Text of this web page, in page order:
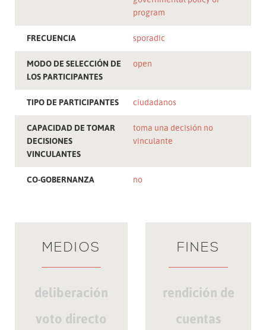
program
FRECUENCIA sporadic
MODO DE SELECCIÓN DE
LOS PARTICIPANTES
open
TIPO DE PARTICIPANTES ciudadanos
CAPACIDAD DE TOMAR
DECISIONES
VINCULANTES
toma una decisión no
vinculante
CO-GOBERNANZA no
MEDIOS
deliberación
voto directo
FINES
rendición de
cuentas